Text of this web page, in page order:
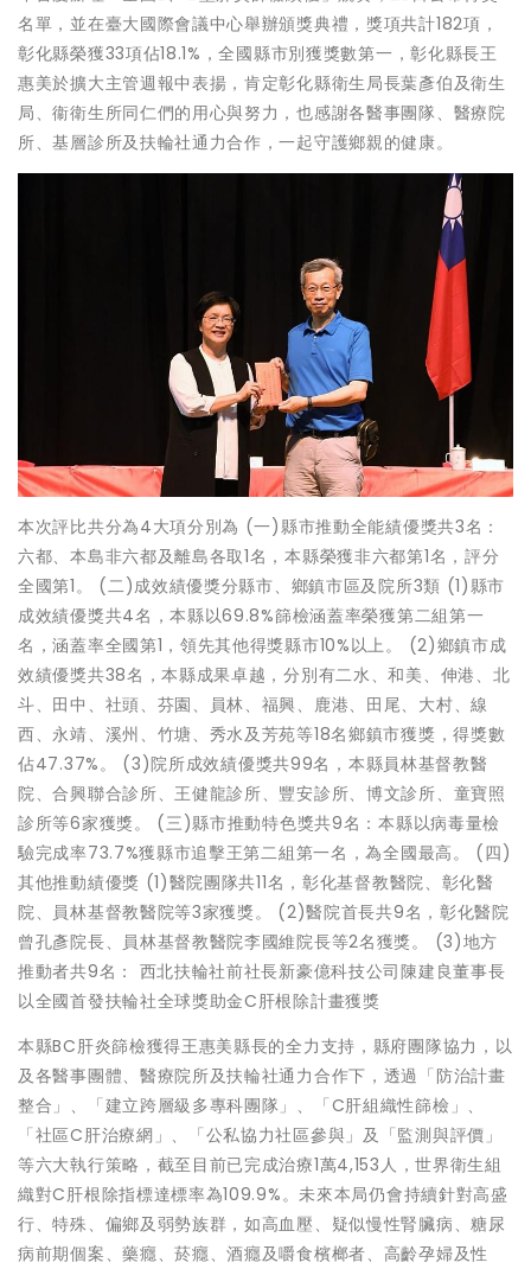
名單，並在臺大國際會議中心舉辦頒獎典禮，獎項共計182項，
彰化縣榮獲33項佔18.1%，全國縣市別獲獎數第一，彰化縣長王
惠美於擴大主管週報中表揚，肯定彰化縣衛生局長葉彥伯及衛生
局、衞衛生所同仁們的用心與努力，也感謝各醫事團隊、醫療院
所、基層診所及扶輪社通力合作，一起守護鄉親的健康。
本次評比共分為4大項分別為 (一)縣市推動全能績優獎共3名：
六都、本島非六都及離島各取1名，本縣榮獲非六都第1名，評分
全國第1。 (二)成效績優獎分縣市、鄉鎮市區及院所3類 (1)縣市
成效績優獎共4名，本縣以69.8%篩檢涵蓋率榮獲第二組第一
名，涵蓋率全國第1，領先其他得獎縣市10%以上。 (2)鄉鎮市成
效績優獎共38名，本縣成果卓越，分別有二水、和美、伸港、北
斗、田中、社頭、芬園、員林、福興、鹿港、田尾、大村、線
西、永靖、溪州、竹塘、秀水及芳苑等18名鄉鎮市獲獎，得獎數
佔47.37%。 (3)院所成效績優獎共99名，本縣員林基督教醫
院、合興聯合診所、王健龍診所、豐安診所、博文診所、童寶照
診所等6家獲獎。 (三)縣市推動特色獎共9名：本縣以病毒量檢
驗完成率73.7%獲縣市追擊王第二組第一名，為全國最高。 (四)
其他推動績優獎 (1)醫院團隊共11名，彰化基督教醫院、彰化醫
院、員林基督教醫院等3家獲獎。 (2)醫院首長共9名，彰化醫院
曾孔彥院長、員林基督教醫院李國維院長等2名獲獎。 (3)地方
推動者共9名： 西北扶輪社前社長新豪億科技公司陳建良董事長
以全國首發扶輪社全球獎助金C肝根除計畫獲獎
本縣BC肝炎篩檢獲得王惠美縣長的全力支持，縣府團隊協力，以
及各醫事團體、醫療院所及扶輪社通力合作下，透過「防治計畫
整合」、「建立跨層級多專科團隊」、「C肝組織性篩檢」、
「社區C肝治療網」、「公私協力社區參與」及「監測與評價」
等六大執行策略，截至目前已完成治療1萬4,153人，世界衛生組
織對C肝根除指標達標率為109.9%。未來本局仍會持續針對高盛
行、特殊、偏鄉及弱勢族群，如高血壓、疑似慢性腎臟病、糖尿
病前期個案、藥癮、菸癮、酒癮及嚼食檳榔者、高齡孕婦及性